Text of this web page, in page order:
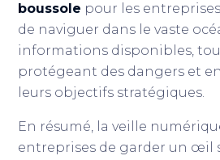
boussole pour les
de naviguer dans le vaste
informations disponibles,
protégeant des dangers et
leurs objectifs stratégiques.
En résumé, la veille
entreprises de garder un œil